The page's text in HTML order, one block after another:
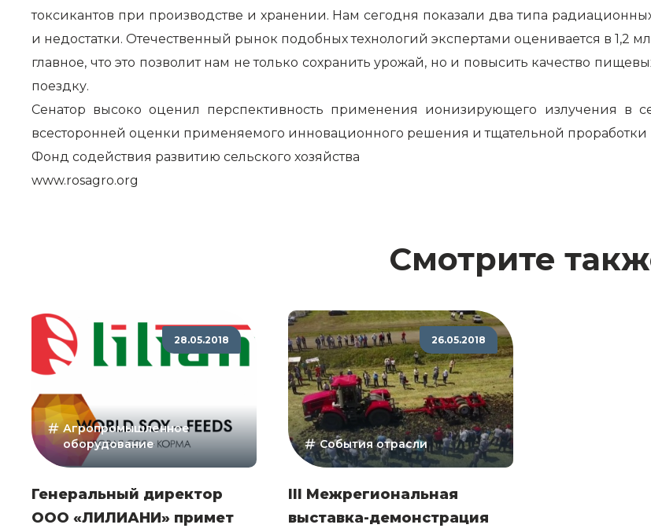
токсикантов при производстве и хранении. Нам сегодня показали два типа
и недостатки. Отечественный рынок подобных технологий экспертами оценивается в 1,2
главное, что это позволит нам не только сохранить урожай, но и повысить качество
поездку.
Сенатор высоко оценил перспективность применения ионизирующего излучения в
всесторонней оценки применяемого инновационного решения и тщательной проработки
Фонд содействия развитию сельского хозяйства
www.rosagro.org
Смотрите
28.05.2018
Агропромышленное
оборудование
Генеральный директор
ООО «ЛИЛИАНИ» примет
26.05.2018
События отрасли
III Межрегиональная
выставка-демонстрация